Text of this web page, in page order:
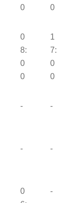
0
0
0
8:
0
0
1
7:
0
0
- -
- -
0
-